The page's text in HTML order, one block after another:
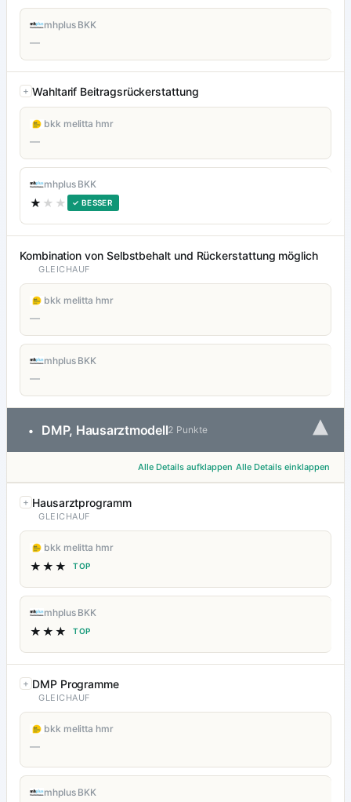
mhplus BKK
—
Wahltarif Beitragsrückerstattung
bkk melitta hmr
—
mhplus BKK
★ ★★ ✓ BESSER
Kombination von Selbstbehalt und Rückerstattung möglich
GLEICHAUF
bkk melitta hmr
—
mhplus BKK
—
• DMP, Hausarztmodell2 Punkte ▾
Alle Details aufklappen Alle Details einklappen
Hausarztprogramm
GLEICHAUF
bkk melitta hmr
★★★ TOP
mhplus BKK
★★★ TOP
DMP Programme
GLEICHAUF
bkk melitta hmr
—
mhplus BKK